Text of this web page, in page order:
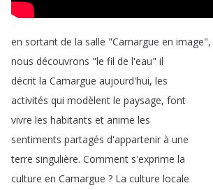
en sortant de la salle "Camargue en image",
nous découvrons "le fil de l'eau" il
décrit la Camargue aujourd'hui, les
activités qui modèlent le paysage, font
vivre les habitants et anime les
sentiments partagés d'appartenir à une
terre singulière. Comment s'exprime la
culture en Camargue ? La culture locale